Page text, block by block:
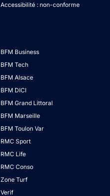
Accessibilité : non-conforme
BFM Business
BFM Tech
BFM Alsace
BFM DICI
BFM Grand Littoral
BFM Marseille
BFM Toulon Var
RMC Sport
RMC Life
RMC Conso
Zone Turf
Verif